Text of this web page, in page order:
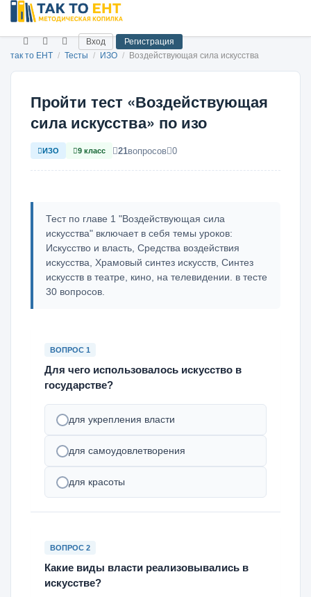
Вход
Регистрация
так то ЕНТ / Тесты / ИЗО / Воздействующая сила искусства
Пройти тест «Воздействующая
сила искусства» по изо
ИЗО 9 класс 21вопросов 0
Тест по главе 1 "Воздействующая сила
искусства" включает в себя темы уроков:
Искусство и власть, Средства воздействия
искусства, Храмовый синтез искусств, Синтез
искусств в театре, кино, на телевидении. в тесте
30 вопросов.
ВОПРОС 1
Для чего использовалось искусство в
государстве?
для укрепления власти
для самоудовлетворения
для красоты
ВОПРОС 2
Какие виды власти реализовывались в
искусстве?